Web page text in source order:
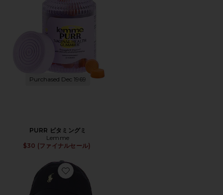
Purchased Dec 1969
PURR ビタミングミ
Lemme
$30 (ファイナルセール)
Favorite ハット